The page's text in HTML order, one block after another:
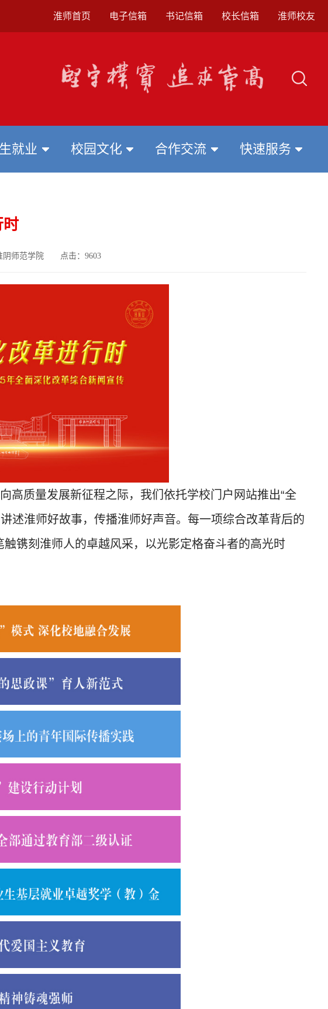
淮师首页 电子信箱 书记信箱 校长信箱 淮师校友
就业 校园文化 合作交流 快速服务
时
阴师范学院 点击： 9603
高质量发展新征程之际，我们依托学校门户网站推出“全
述淮师好故事，传播淮师好声音。每一项综合改革背后的
镌刻淮师人的卓越风采，以光影定格奋斗者的高光时